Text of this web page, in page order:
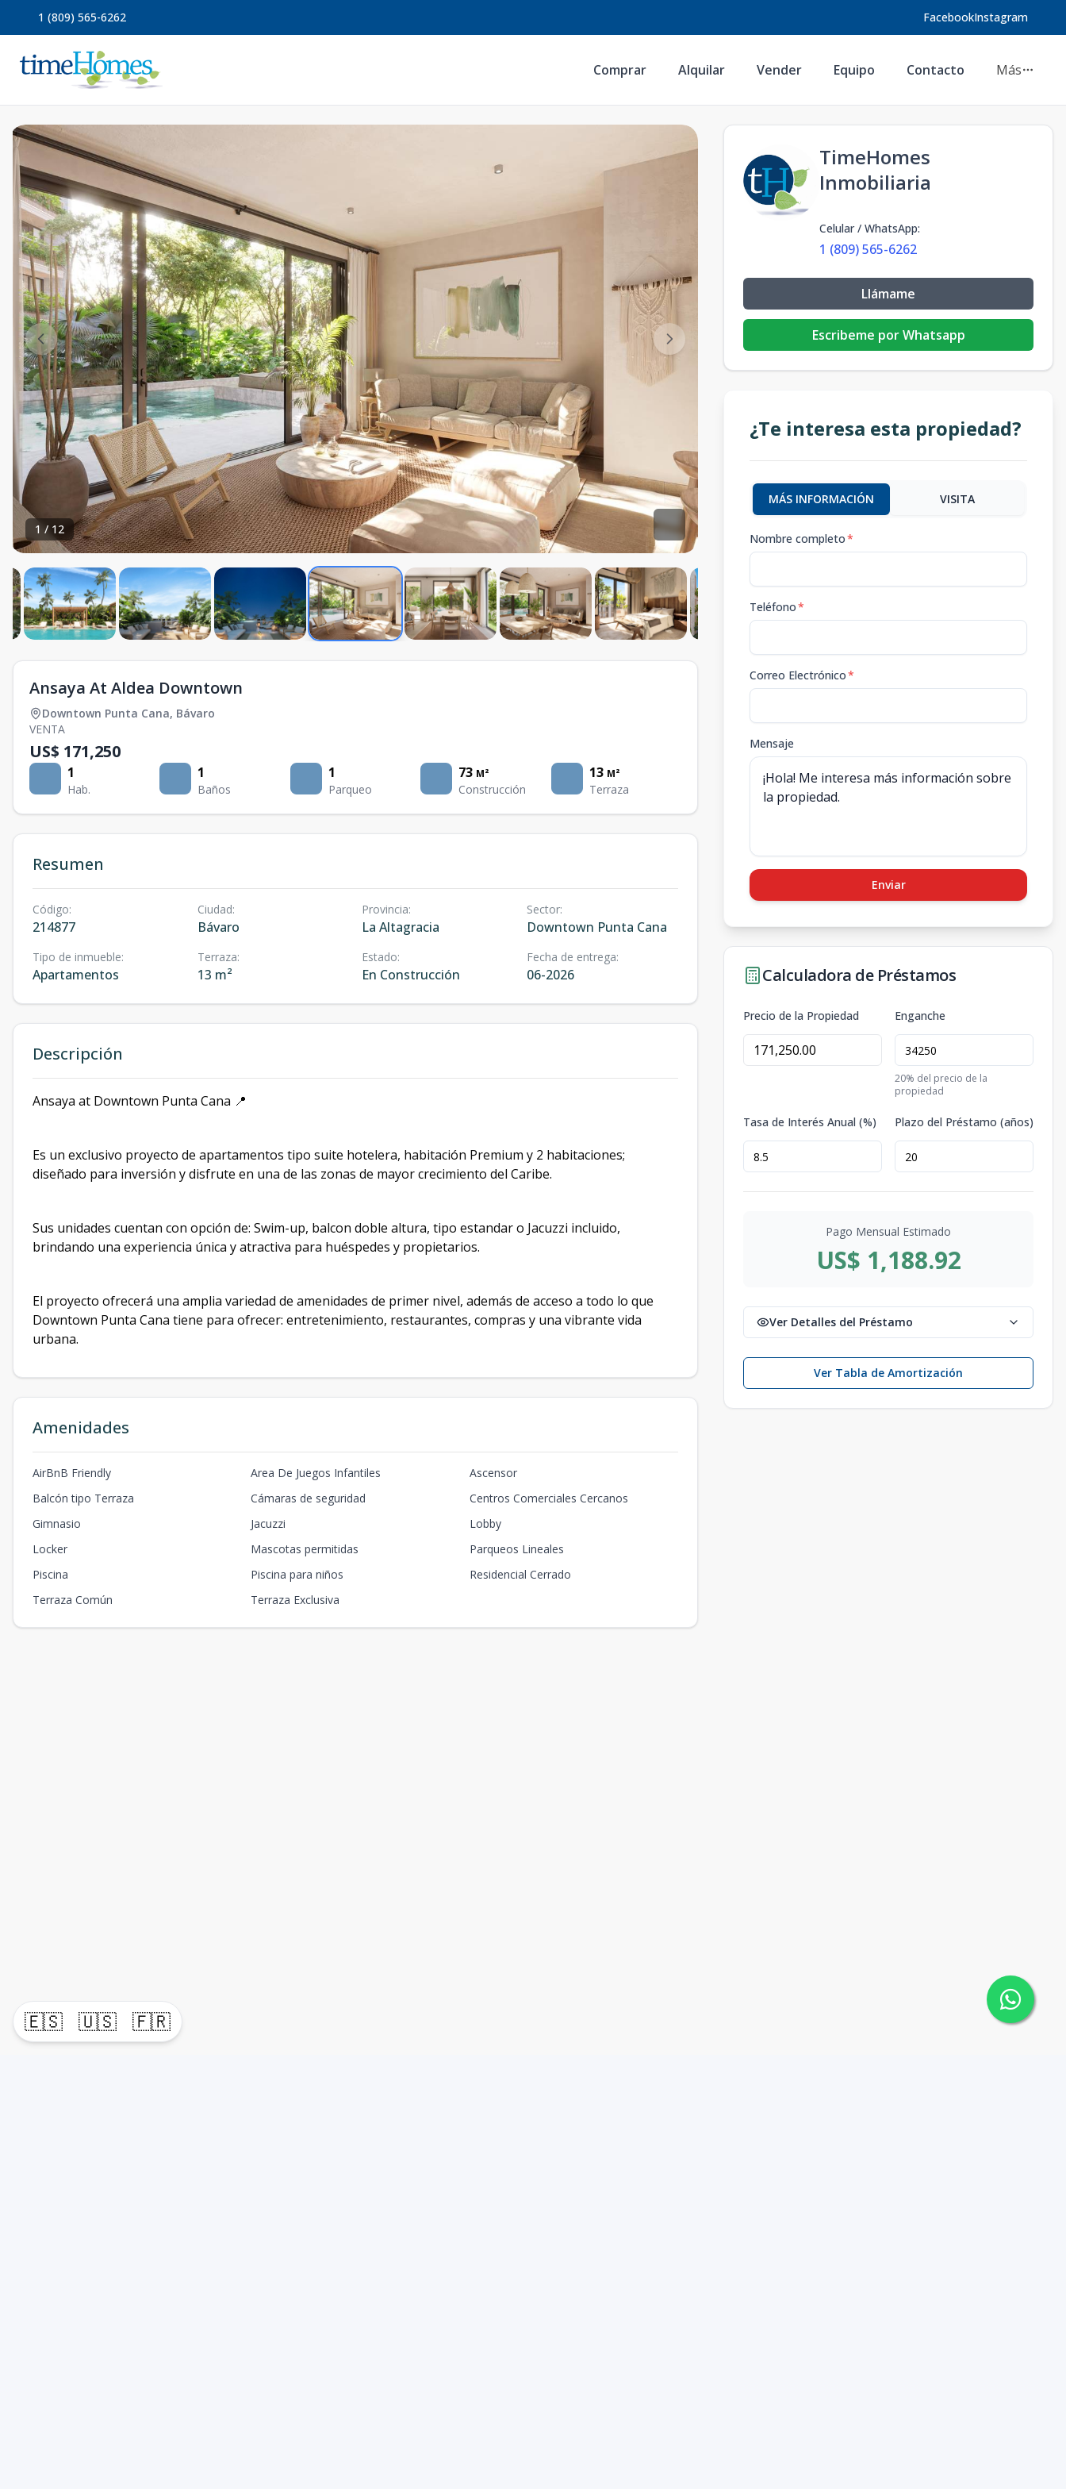
🇪🇸 🇺🇸 🇫🇷
1 (809) 565-6262 FacebookInstagram
Comprar Alquilar Vender Equipo Contacto Más
1 / 12
Ansaya At Aldea Downtown
Downtown Punta Cana, Bávaro
VENTA
US$ 171,250
1
Hab.
1
Baños
1
Parqueo
73 M²
Construcción
13 M²
Terraza
Resumen
Código:
214877
Ciudad:
Bávaro
Provincia:
La Altagracia
Sector:
Downtown Punta Cana
Tipo de inmueble:
Apartamentos
Terraza:
13 m²
Estado:
En Construcción
Fecha de entrega:
06-2026
Descripción
Ansaya at Downtown Punta Cana 📍
Es un exclusivo proyecto de apartamentos tipo suite hotelera, habitación Premium y 2 habitaciones;
diseñado para inversión y disfrute en una de las zonas de mayor crecimiento del Caribe.
Sus unidades cuentan con opción de: Swim-up, balcon doble altura, tipo estandar o Jacuzzi incluido,
brindando una experiencia única y atractiva para huéspedes y propietarios.
El proyecto ofrecerá una amplia variedad de amenidades de primer nivel, además de acceso a todo lo que
Downtown Punta Cana tiene para ofrecer: entretenimiento, restaurantes, compras y una vibrante vida
urbana.
Amenidades
AirBnB Friendly Area De Juegos Infantiles
Ascensor
Balcón tipo Terraza
Cámaras de seguridad
Centros Comerciales Cercanos
Gimnasio
Jacuzzi
Lobby
Locker
Mascotas permitidas
Parqueos Lineales
Piscina
Piscina para niños
Residencial Cerrado
Terraza Común
Terraza Exclusiva
TimeHomes
Inmobiliaria
Celular / WhatsApp:
1 (809) 565-6262
Llámame
Escribeme por Whatsapp
¿Te interesa esta propiedad?
MÁS INFORMACIÓN VISITA
Nombre completo*
Teléfono*
Correo Electrónico*
Mensaje
Enviar
Calculadora de Préstamos
Precio de la Propiedad Enganche
20% del precio de la
propiedad
Tasa de Interés Anual (%) Plazo del Préstamo (años)
Pago Mensual Estimado
US$ 1,188.92
Ver Detalles del Préstamo
Ver Tabla de Amortización